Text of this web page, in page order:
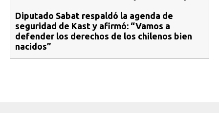
Diputado Sabat respaldó la agenda de
seguridad de Kast y afirmó: “Vamos a
defender los derechos de los chilenos bien
nacidos”